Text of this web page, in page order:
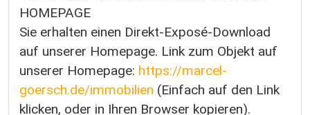
HOMEPAGE
Sie erhalten einen Direkt-Exposé-Download
auf unserer Homepage. Link zum Objekt auf
unserer Homepage: https://marcel-
goersch.de/immobilien (Einfach auf den Link
klicken, oder in Ihren Browser kopieren).